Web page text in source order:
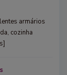
armários
cozinha